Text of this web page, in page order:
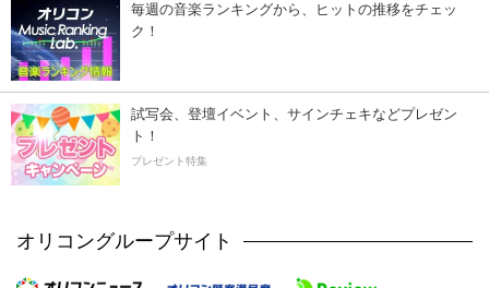
毎週の音楽ランキングから、ヒットの推移をチェッ
ク！
試写会、登壇イベント、サインチェキなどプレゼン
ト！
プレゼント特集
オリコングループサイト